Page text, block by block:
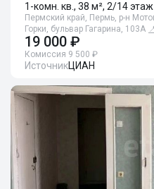
1-комн. кв., 38 м², 2/14 этаж
Пермский край, Пермь, р-н
Горки, бульвар Гагарина, 103А
19 000 ₽
Комиссия 9 500 ₽
ИсточникЦИАН